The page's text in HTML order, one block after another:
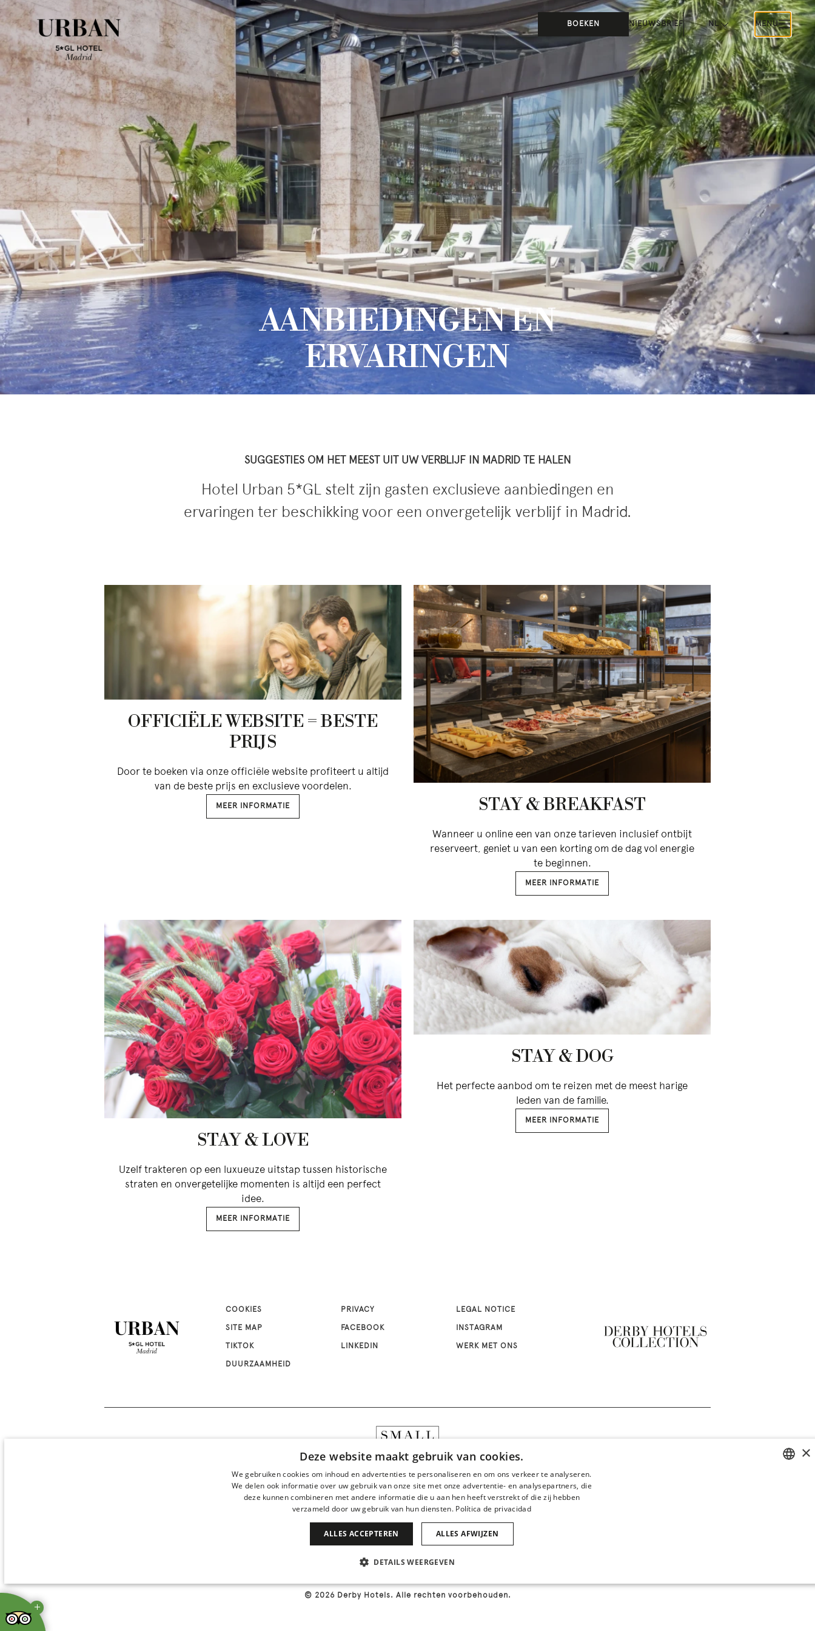
BOEKEN NIEUWSBRIEF NL MENU
AANBIEDINGEN EN
ERVARINGEN
SUGGESTIES OM HET MEEST UIT UW VERBLIJF IN MADRID TE HALEN
Hotel Urban 5*GL stelt zijn gasten exclusieve aanbiedingen en
ervaringen ter beschikking voor een onvergetelijk verblijf in Madrid.
OFFICIËLE WEBSITE = BESTE
PRIJS
Door te boeken via onze officiële website profiteert u altijd
van de beste prijs en exclusieve voordelen.
MEER INFORMATIE STAY & BREAKFAST
Wanneer u online een van onze tarieven inclusief ontbijt
reserveert, geniet u van een korting om de dag vol energie
te beginnen.
MEER INFORMATIE
STAY & LOVE
Uzelf trakteren op een luxueuze uitstap tussen historische
straten en onvergetelijke momenten is altijd een perfect
idee.
MEER INFORMATIE
STAY & DOG
Het perfecte aanbod om te reizen met de meest harige
leden van de familie.
MEER INFORMATIE
COOKIES PRIVACY LEGAL NOTICE
SITE MAP FACEBOOK INSTAGRAM
TIKTOK LINKEDIN WERK MET ONS
DUURZAAMHEID
© 2026 Derby Hotels. Alle rechten voorbehouden.
ITALIAN
×
Deze website maakt gebruik van cookies.
We gebruiken cookies om inhoud en advertenties te personaliseren en om ons verkeer te analyseren.
We delen ook informatie over uw gebruik van onze site met onze advertentie- en analysepartners, die
deze kunnen combineren met andere informatie die u aan hen heeft verstrekt of die zij hebben
verzameld door uw gebruik van hun diensten. Política de privacidad
ALLES ACCEPTEREN ALLES AFWIJZEN
DETAILS WEERGEVEN
STRIKT NOODZAKELIJK PRESTATIE TARGETING FUNCTIONEEL NIET-GECLASSIFICEERD